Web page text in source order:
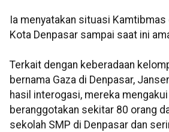
Ia menyatakan situasi
Kota Denpasar sampai saat ini
Terkait dengan keberadaan
bernama Gaza di Denpasar,
hasil interogasi, mereka
beranggotakan sekitar 80 orang
sekolah SMP di Denpasar dan